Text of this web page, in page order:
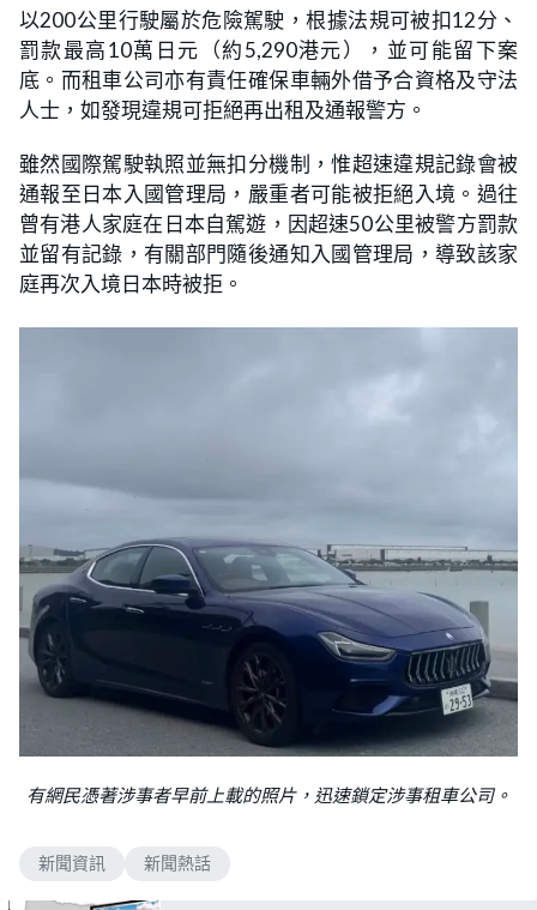
以200公里行駛屬於危險駕駛，根據法規可被扣12分、
罰款最高10萬日元（約5,290港元），並可能留下案
底。而租車公司亦有責任確保車輛外借予合資格及守法
人士，如發現違規可拒絕再出租及通報警方。
雖然國際駕駛執照並無扣分機制，惟超速違規記錄會被
通報至日本入國管理局，嚴重者可能被拒絕入境。過往
曾有港人家庭在日本自駕遊，因超速50公里被警方罰款
並留有記錄，有關部門隨後通知入國管理局，導致該家
庭再次入境日本時被拒。
有網民憑著涉事者早前上載的照片，迅速鎖定涉事租車公司。
新聞資訊 新聞熱話